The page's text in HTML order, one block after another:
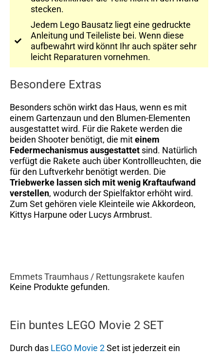
stecken.
Jedem Lego Bausatz liegt eine gedruckte
Anleitung und Teileliste bei. Wenn diese
aufbewahrt wird könnt Ihr auch später sehr
leicht Reparaturen vornehmen.
Besondere Extras
Besonders schön wirkt das Haus, wenn es mit
einem Gartenzaun und den Blumen-Elementen
ausgestattet wird. Für die Rakete werden die
beiden Shooter benötigt, die miteinem
Federmechanismus ausgestattet sind. Natürlich
verfügt die Rakete auch über Kontrollleuchten, die
für den Luftverkehr benötigt werden. Die
Triebwerke lassen sich mit wenig Kraftaufwand
verstellen, wodurch der Spielfaktor erhöht wird.
Zum Set gehören viele Kleinteile wie Akkordeon,
Kittys Harpune oder Lucys Armbrust.
Emmets Traumhaus / Rettungsrakete kaufen
Keine Produkte gefunden.
Ein buntes LEGO Movie 2 SET
Durch das LEGO Movie 2Set ist jederzeit ein